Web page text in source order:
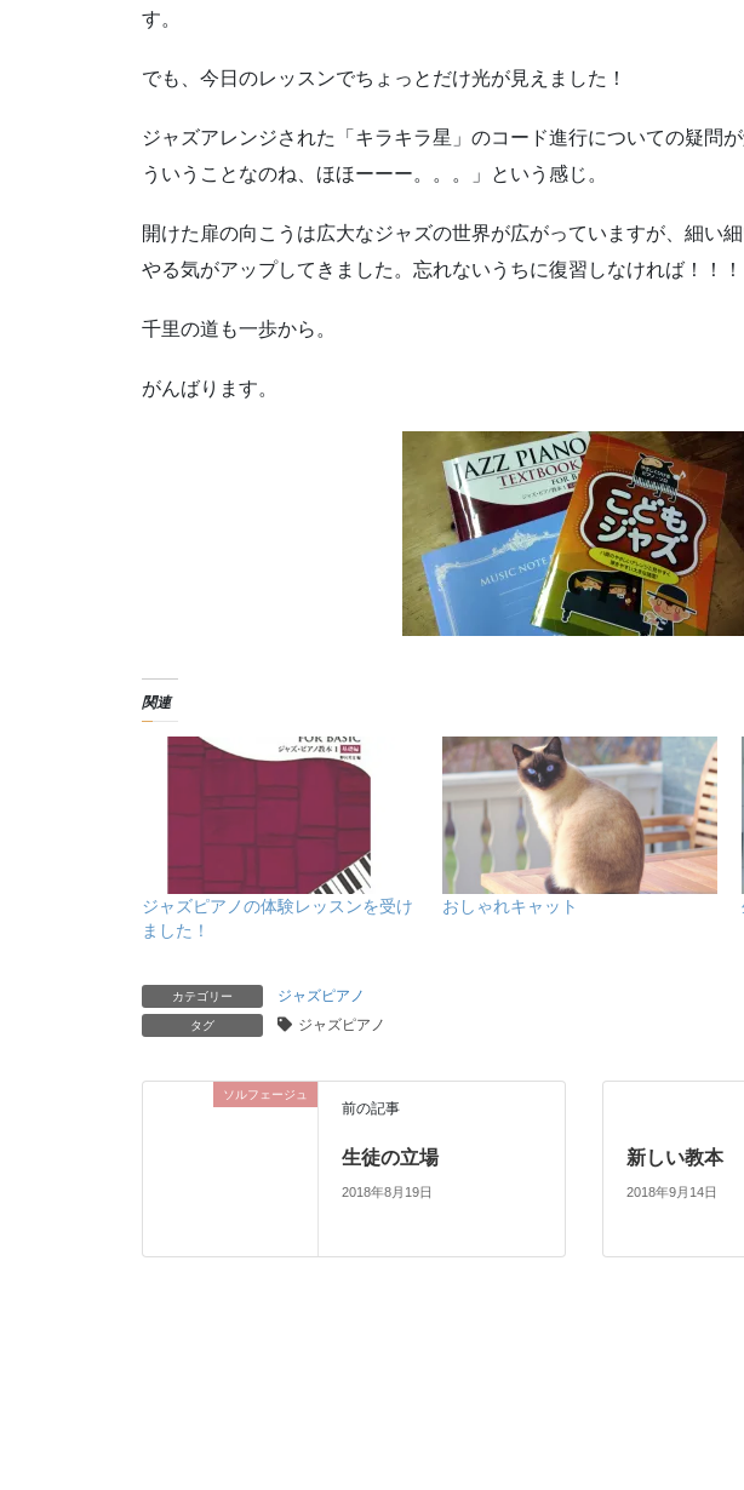
す。
でも、今日のレッスンでちょっとだけ光が見えました！
ジャズアレンジされた「キラキラ星」のコード進行についての疑問
ういうことなのね、ほほーーー。。。」という感じ。
開けた扉の向こうは広大なジャズの世界が広がっていますが、細い
やる気がアップしてきました。忘れないうちに復習しなければ！！！
千里の道も一歩から。
がんばります。
関連
ジャズピアノの体験レッスンを受け
ました！
おしゃれキャット
カテゴリー ジャズピアノ
タグ ジャズピアノ
ソルフェージュ
前の記事
生徒の立場
2018年8月19日
新しい教本
2018年9月14日